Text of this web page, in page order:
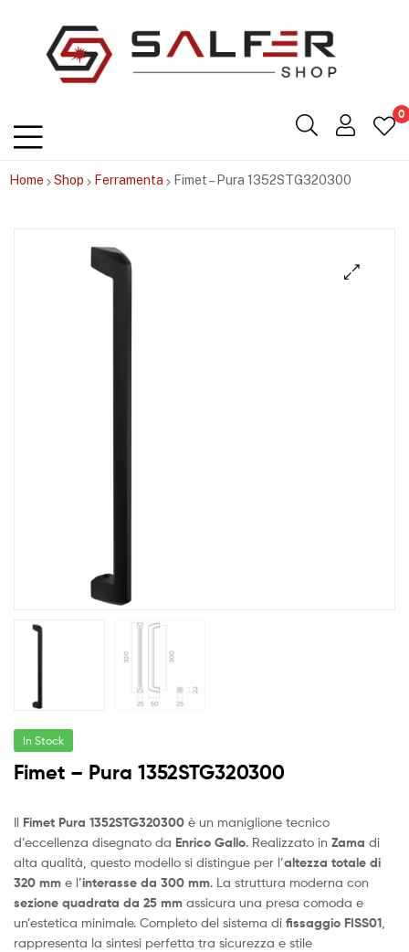
0
Home Shop Ferramenta Fimet – Pura 1352STG320300
In Stock
Fimet – Pura 1352STG320300
Il Fimet Pura 1352STG320300 è un maniglione tecnico
d’eccellenza disegnato da Enrico Gallo. Realizzato in Zama di
alta qualità, questo modello si distingue per l’altezza totale di
320 mm e l’interasse da 300 mm. La struttura moderna con
sezione quadrata da 25 mm assicura una presa comoda e
un’estetica minimale. Completo del sistema di fissaggio FISS01
rappresenta la sintesi perfetta tra sicurezza e stile